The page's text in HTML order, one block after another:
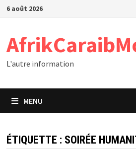
Passer
6 août 2026
L'autre information
MENU
ÉTIQUETTE : SOIRÉE